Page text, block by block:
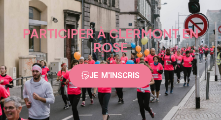
PARTICIPER À CLERMONT EN
ROSE
JE M'INSCRIS